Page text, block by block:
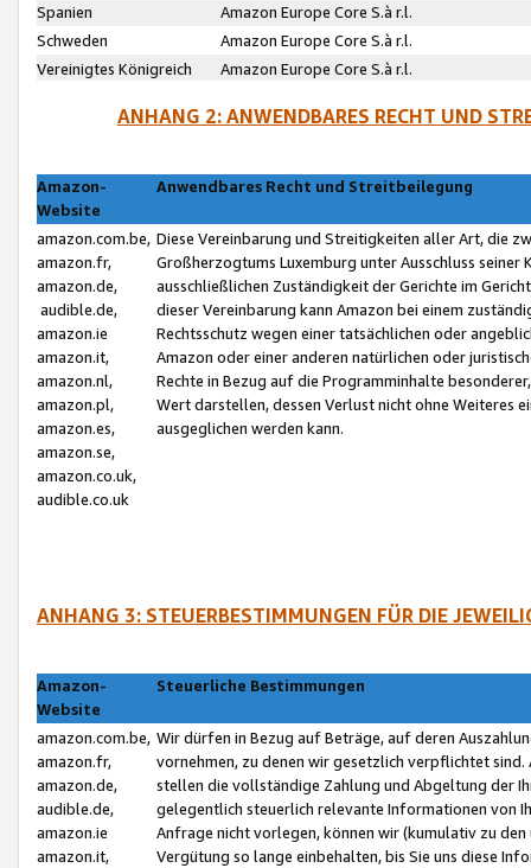
Spanien
Amazon Europe Core S.à r.l.
Schweden
Amazon Europe Core S.à r.l.
Vereinigtes Königreich
Amazon Europe Core S.à r.l.
ANHANG 2: ANWENDBARES RECHT UND
Amazon-
Website
Anwendbares Recht und Streitbeilegung
amazon.com.be,
amazon.fr,
amazon.de,
audible.de,
amazon.ie
amazon.it,
amazon.nl,
amazon.pl,
amazon.es,
amazon.se,
amazon.co.uk,
audible.co.uk
Diese Vereinbarung und Streitigkeiten aller Art, die
Großherzogtums Luxemburg unter Ausschluss
ausschließlichen Zuständigkeit der Gerichte im
dieser Vereinbarung kann Amazon bei einem
Rechtsschutz wegen einer tatsächlichen oder
Amazon oder einer anderen natürlichen oder
Rechte in Bezug auf die Programminhalte
Wert darstellen, dessen Verlust nicht ohne Weiteres
ausgeglichen werden kann.
ANHANG 3: STEUERBESTIMMUNGEN FÜR DIE
Amazon-
Website
Steuerliche Bestimmungen
amazon.com.be,
amazon.fr,
amazon.de,
audible.de,
amazon.ie
amazon.it,
Wir dürfen in Bezug auf Beträge, auf deren
vornehmen, zu denen wir gesetzlich verpflichtet
stellen die vollständige Zahlung und Abgeltung der
gelegentlich steuerlich relevante Informationen von
Anfrage nicht vorlegen, können wir (kumulativ zu
Vergütung so lange einbehalten, bis Sie uns diese